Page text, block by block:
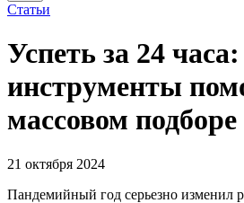
Статьи
Успеть за 24
инструменты
массовом
21 октября 2024
Пандемийный год серьезно изменил